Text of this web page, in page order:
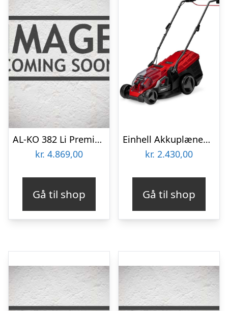
AL-KO 382 Li Premium 18V Batteri plæneklipper – 113844
kr. 4.869,00
Gå til shop
Einhell Akkuplæneklipper GE-CM 36/36 akku plæneklipper 36 cm. 2x18V/4,0Ah batteri og lader
kr. 2.430,00
Gå til shop